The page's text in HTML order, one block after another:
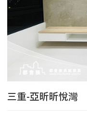
三重-亞昕昕悅灣